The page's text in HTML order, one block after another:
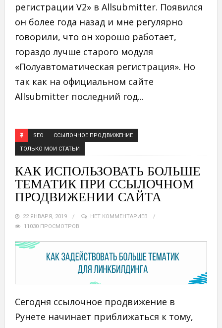
регистрации V2» в Allsubmitter. Появился
он более года назад и мне регулярно
говорили, что он хорошо работает,
гораздо лучше старого модуля
«Полуавтоматическая регистрация». Но
так как на официальном сайте
Allsubmitter последний год...
SEO ССЫЛОЧНОЕ ПРОДВИЖЕНИЕ
ТОЛЬКО МОИ СТАТЬИ
КАК ИСПОЛЬЗОВАТЬ БОЛЬШЕ
ТЕМАТИК ПРИ ССЫЛОЧНОМ
ПРОДВИЖЕНИИ САЙТА
22 ЯНВАРЯ, 2019
НЕТ КОММЕНТАРИЕВ
11030 ПРОСМОТРОВ
Сегодня ссылочное продвижение в
Рунете начинает приближаться к тому,